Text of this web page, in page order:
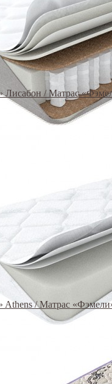
Лисабон / Матрас
Athens / Матрас